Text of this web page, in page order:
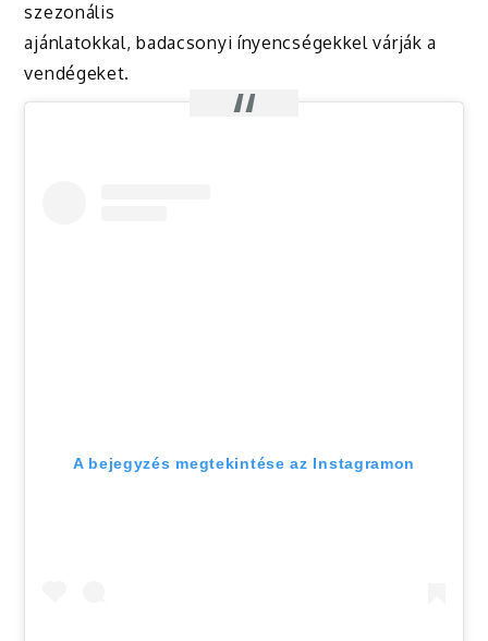
szezonális
ajánlatokkal, badacsonyi ínyencségekkel várják a
vendégeket.
A bejegyzés megtekintése az Instagramon